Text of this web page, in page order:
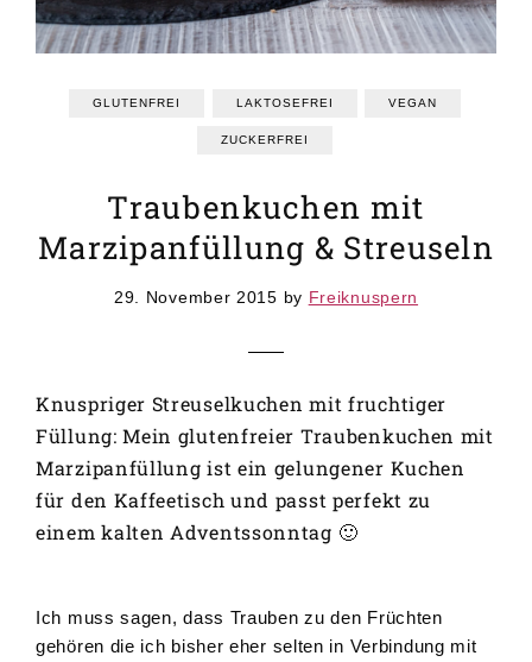
REZEPTEINDEX
GLUTENFREI LAKTOSEFREI VEGAN
ZUCKERFREI
Traubenkuchen mit
Marzipanfüllung & Streuseln
29. November 2015 by Freiknuspern
Knuspriger Streuselkuchen mit fruchtiger
Füllung: Mein glutenfreier Traubenkuchen mit
Marzipanfüllung ist ein gelungener Kuchen
für den Kaffeetisch und passt perfekt zu
einem kalten Adventssonntag 🙂
Ich muss sagen, dass Trauben zu den Früchten
gehören die ich bisher eher selten in Verbindung mit